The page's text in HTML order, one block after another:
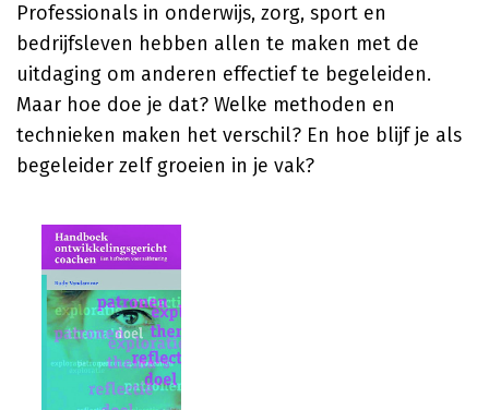
Professionals in onderwijs, zorg, sport en
bedrijfsleven hebben allen te maken met de
uitdaging om anderen effectief te begeleiden.
Maar hoe doe je dat? Welke methoden en
technieken maken het verschil? En hoe blijf je als
begeleider zelf groeien in je vak?